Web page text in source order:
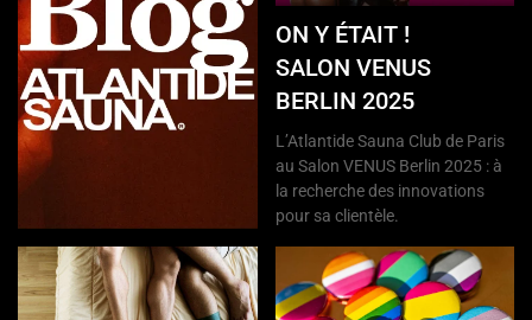
ON Y ÉTAIT !
SALON VENUS
BERLIN 2025
L’Atlantide Sauna Club de Paris
au Salon VENUS Berlin 2025 : à
la recherche des innovations
pour sa clientèle.